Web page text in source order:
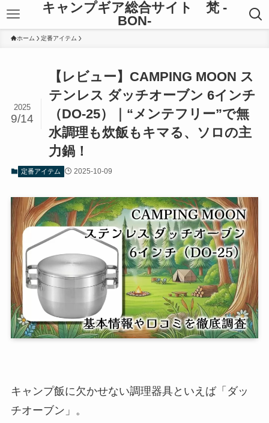
キャンプギア総合サイト 梵 -
BON-
ホーム 定番アイテム
【レビュー】CAMPING MOON ス
テンレス ダッチオーブン 6インチ
（DO-25）｜“メンテフリー”で無
水調理も炊飯もキマる、ソロの主
力鍋！
2025
9/14
定番アイテム 2025-10-09
キャンプ飯に欠かせない調理器具といえば「ダッ
チオーブン」。